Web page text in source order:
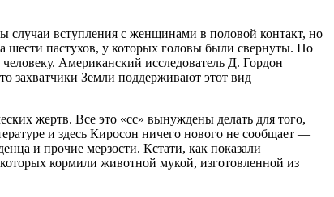
случаи вступления с женщинами в половой контакт, но
шести пастухов, у которых головы были свернуты. Но
Американский исследователь Д. Гордон
захватчики Земли поддерживают этот вид
жертв. Все это «сс» вынуждены делать для того,
и здесь Киросон ничего нового не сообщает —
и прочие мерзости. Кстати, как показали
кормили животной мукой, изготовленной из